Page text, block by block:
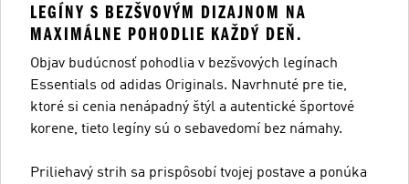
LEGÍNY S BEZŠVOVÝM DIZAJNOM NA
MAXIMÁLNE POHODLIE KAŽDÝ DEŇ.
Objav budúcnosť pohodlia v bezšvových legínach
Essentials od adidas Originals. Navrhnuté pre tie,
ktoré si cenia nenápadný štýl a autentické športové
korene, tieto legíny sú o sebavedomí bez námahy.
Priliehavý strih sa prispôsobí tvojej postave a ponúka